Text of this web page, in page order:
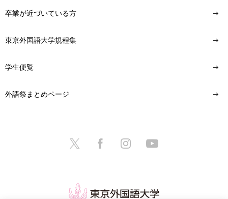
卒業が近づいている方
東京外国語大学規程集
学生便覧
外語祭まとめページ